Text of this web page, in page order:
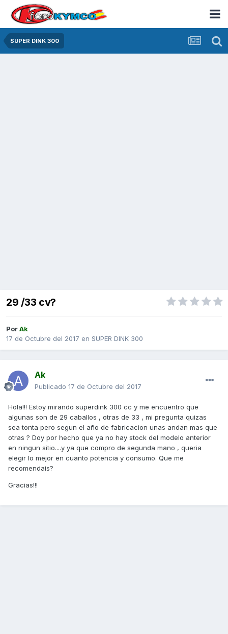
SUPER DINK 300
29 /33 cv?
PorAk
17 de Octubre del 2017 en SUPER DINK 300
Ak
Publicado 17 de Octubre del 2017
Hola!!! Estoy mirando superdink 300 cc y me encuentro que
algunas son de 29 caballos , otras de 33 , mi pregunta quizas
sea tonta pero segun el año de fabricacion unas andan mas que
otras ? Doy por hecho que ya no hay stock del modelo anterior
en ningun sitio....y ya que compro de segunda mano , queria
elegir lo mejor en cuanto potencia y consumo. Que me
recomendais?
Gracias!!!